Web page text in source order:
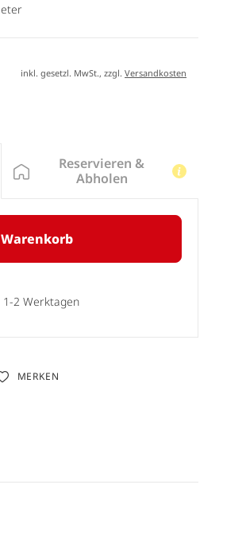
inkl. gesetzl. MwSt., zzgl.Versandkosten
2 Werktagen
Reservieren &
Abholen
MERKEN